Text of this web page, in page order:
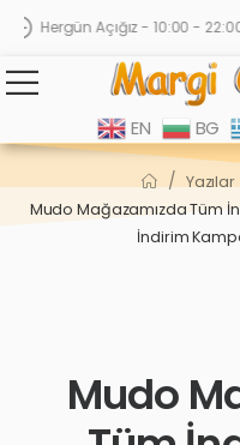
Hergün Açığız - 10:00 - 22:00
EN BG
/ Yazılar
Mudo Mağazamızda Tüm
İndirim
Mudo